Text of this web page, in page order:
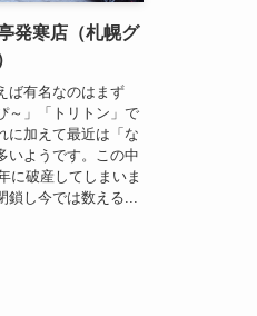
発寒店（札幌グ
ば有名なのはまず
～」「トリトン」で
に加えて最近は「な
いようです。この中
に破産してしまいま
鎖し今では数える...